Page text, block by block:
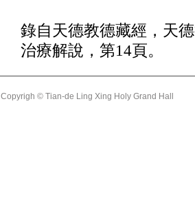
錄自天德教德藏經，天
治療解說，第14頁。
Copyrigh © Tian-de Ling Xing Holy Grand Hall